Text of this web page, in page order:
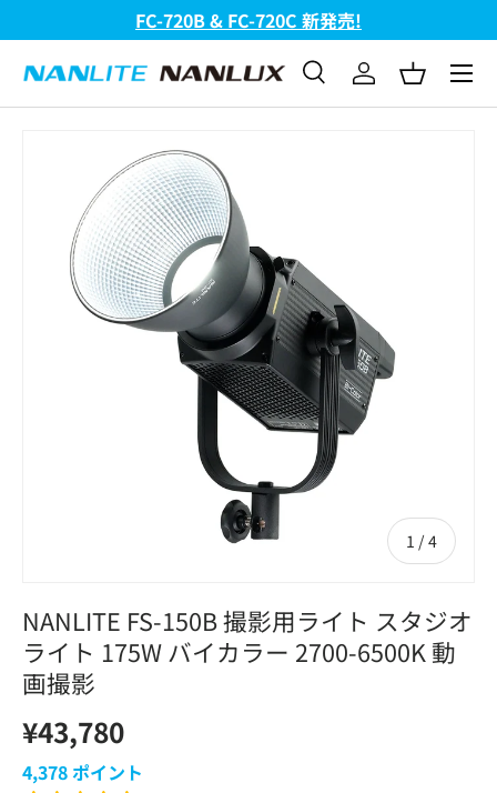
コンテンツへスキップ
FC-720B & FC-720C 新発売!
検索
検索 ログインバスケッ
メニ
1 / の
4
NANLITE FS-150B 撮影用ライト スタジオ
ライト 175W バイカラー 2700-6500K 動
画撮影
¥43,780
4,378ポイント